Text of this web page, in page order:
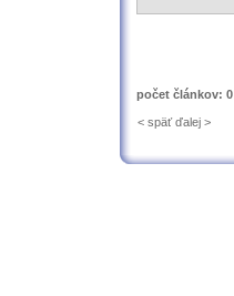
počet článkov: 0
< späť ďalej >